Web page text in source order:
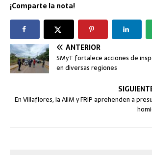
¡Comparte la nota!
ANTERIOR
SMyT fortalece acciones de
en diversas regiones
En Villaflores, la AIIM y FRIP aprehenden a